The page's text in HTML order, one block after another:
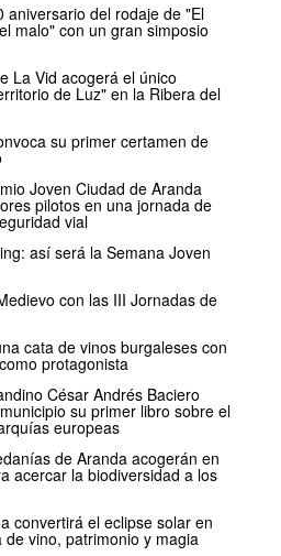
aniversario del rodaje de "El
malo" con un gran simposio
La Vid acogerá el único
de Luz" en la Ribera del
su primer certamen de
Joven Ciudad de Aranda
pilotos en una jornada de
vial
así será la Semana Joven
con las III Jornadas de
cata de vinos burgaleses con
protagonista
César Andrés Baciero
su primer libro sobre el
europeas
de Aranda acogerán en
acercar la biodiversidad a los
convertirá el eclipse solar en
de vino, patrimonio y magia